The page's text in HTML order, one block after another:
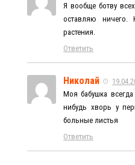
Я вообще ботву
оставляю
растения.
Ответить
Николай
Моя бабушка
нибудь хворь у
больные листья
Ответить